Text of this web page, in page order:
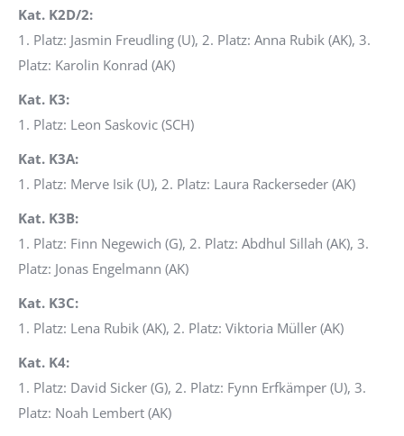
Kat. K2D/2:
1. Platz: Jasmin Freudling (U), 2. Platz: Anna Rubik (AK), 3.
Platz: Karolin Konrad (AK)
Kat. K3:
1. Platz: Leon Saskovic (SCH)
Kat. K3A:
1. Platz: Merve Isik (U), 2. Platz: Laura Rackerseder (AK)
Kat. K3B:
1. Platz: Finn Negewich (G), 2. Platz: Abdhul Sillah (AK), 3.
Platz: Jonas Engelmann (AK)
Kat. K3C:
1. Platz: Lena Rubik (AK), 2. Platz: Viktoria Müller (AK)
Kat. K4:
1. Platz: David Sicker (G), 2. Platz: Fynn Erfkämper (U), 3.
Platz: Noah Lembert (AK)